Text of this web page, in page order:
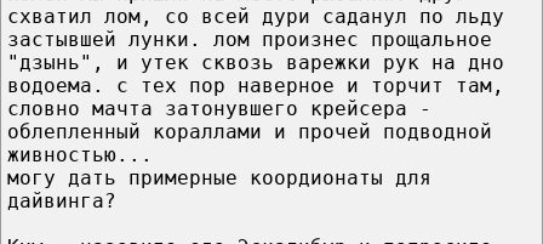
схватил лом, со всей дури саданул по льду
застывшей лунки. лом произнес прощальное
"дзынь", и утек сквозь варежки рук на дно
водоема. с тех пор наверное и торчит там,
словно мачта затонувшего крейсера -
облепленный кораллами и прочей подводной
живностью...
могу дать примерные коордионаты для
дайвинга?